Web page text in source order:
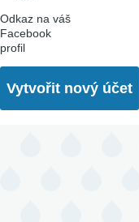
Odkaz na váš
Facebook
profil